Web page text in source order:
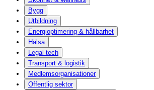
Bygg
Utbildning
Energi­optimering & hållbarhet
Hälsa
Legal tech
Transport & logistik
Medlemsorganisationer
Offentlig sektor